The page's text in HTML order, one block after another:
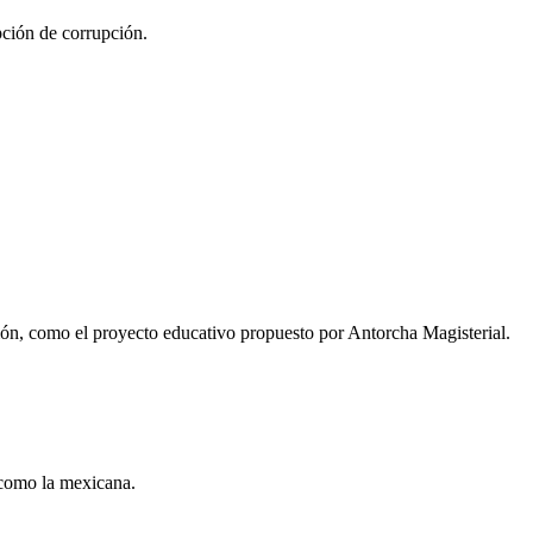
de corrupción.
como el proyecto educativo propuesto por Antorcha Magisterial.
la mexicana.